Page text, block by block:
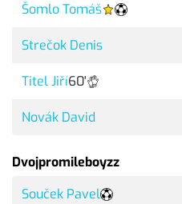
Šomlo Tomáš
Strečok Denis
Titel Jiří60'
Novák David
Dvojpromileboyzz
Souček Pavel